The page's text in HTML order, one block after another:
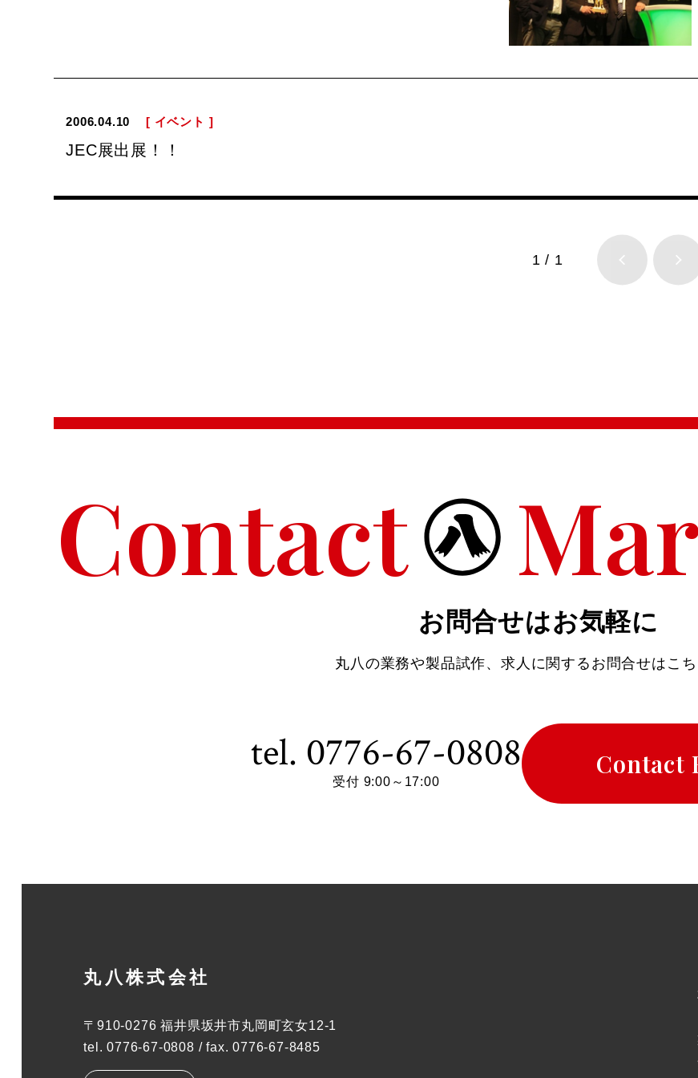
2006.04.10 [ イベント ]
JEC展出展！！
1 / 1
Contact
お問合せはお気軽に
丸八の業務や製品試作、 求人に関するお問合せはこ
tel. 0776-67-0808
受付 9:00～17:00
Contact
丸八株式会社
〒910-0276福井県坂井市丸岡町玄女12-1
tel.0776-67-0808 /fax. 0776-67-8485